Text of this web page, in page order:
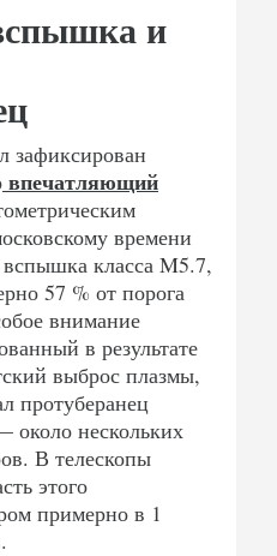
и
зафиксирован
впечатляющий
времени
класса M5.7,
57 % от порога
внимание
в результате
выброс плазмы,
протуберанец
около нескольких
В телескопы
этого
примерно в 1